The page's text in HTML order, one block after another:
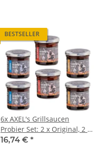
BESTSELLER
6x AXEL's Grillsaucen
Probier Set: 2 x Original, 2 x
Hot & Spicy, 2 xTrüffel
16,74 € *